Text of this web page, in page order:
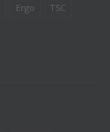
Ergo TSC